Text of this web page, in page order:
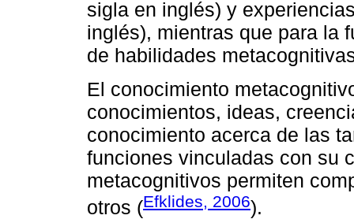
sigla en inglés) y
inglés), mientras que para la
de habilidades
El conocimiento
conocimientos, ideas,
conocimiento acerca de las
funciones vinculadas con su
metacognitivos permiten
otros (Efklides, 2006).